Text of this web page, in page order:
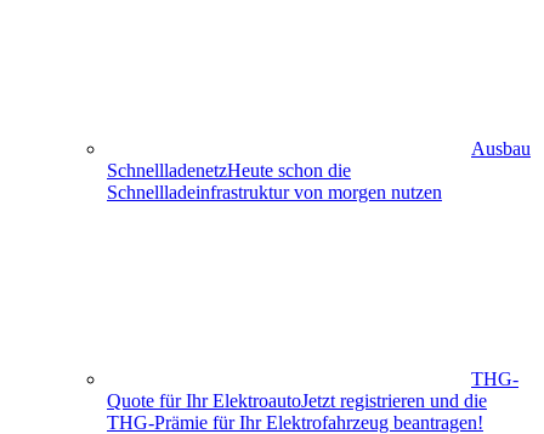
Ausbau
SchnellladenetzHeute schon die
Schnellladeinfrastruktur von morgen nutzen
THG-
Quote für Ihr ElektroautoJetzt registrieren und die
THG-Prämie für Ihr Elektro­fahrzeug beantragen!